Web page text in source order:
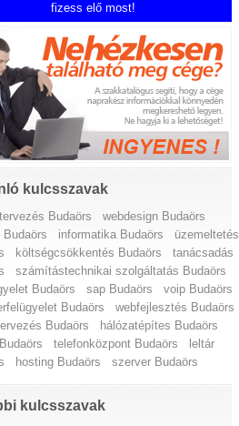
fizess elő most!
kulcsszavak
Budaörs
webdesign Budaörs
Budaörs
informatika Budaörs
üzemeltetés
költségcsökkentés Budaörs
tanácsadás
számítástechnikai szolgáltatás Budaörs
Budaörs
sap Budaörs
voip Budaörs
Budaörs
webfejlesztés Budaörs
Budaörs
hálózatépítes Budaörs
telefonközpont Budaörs
leltár
hosting Budaörs szerver Budaörs
kulcsszavak